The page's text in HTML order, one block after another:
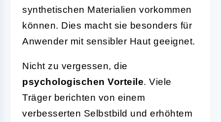
synthetischen Materialien vorkommen
können. Dies macht sie besonders für
Anwender mit sensibler Haut geeignet.
Nicht zu vergessen, die
psychologischen Vorteile. Viele
Träger berichten von einem
verbesserten Selbstbild und erhöhtem